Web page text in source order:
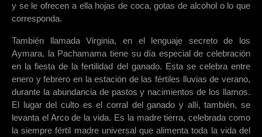
y se le ofrecen a ella hojas de coca, gotas de alcohol o lo que
corresponda.
También llamada Virginia, en el lenguaje secreto de los
Aymara, la Pachamama tiene su día especial de celebración
en la fiesta de la fertilidad del ganado. Esta se celebra entre
enero y febrero en la estación de las fértiles lluvias de verano,
durante la abundancia de pastos y nacimientos de los llamos.
El lugar del culto es el corral del ganado y allí, también, se
levanta el Arco de la vida. Es la madre tierra, celebrada como
la siempre fértil madre universal que alimenta toda la vida del